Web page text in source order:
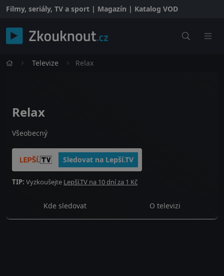
Filmy, seriály, TV a sport | Magazín | Katalog VOD
Televize Relax
Relax
Všeobecný
Sledovat na Lepší.TV
TIP: Vyzkoušejte Lepší.TV na 10 dní za 1 Kč
Kde sledovat O televizi